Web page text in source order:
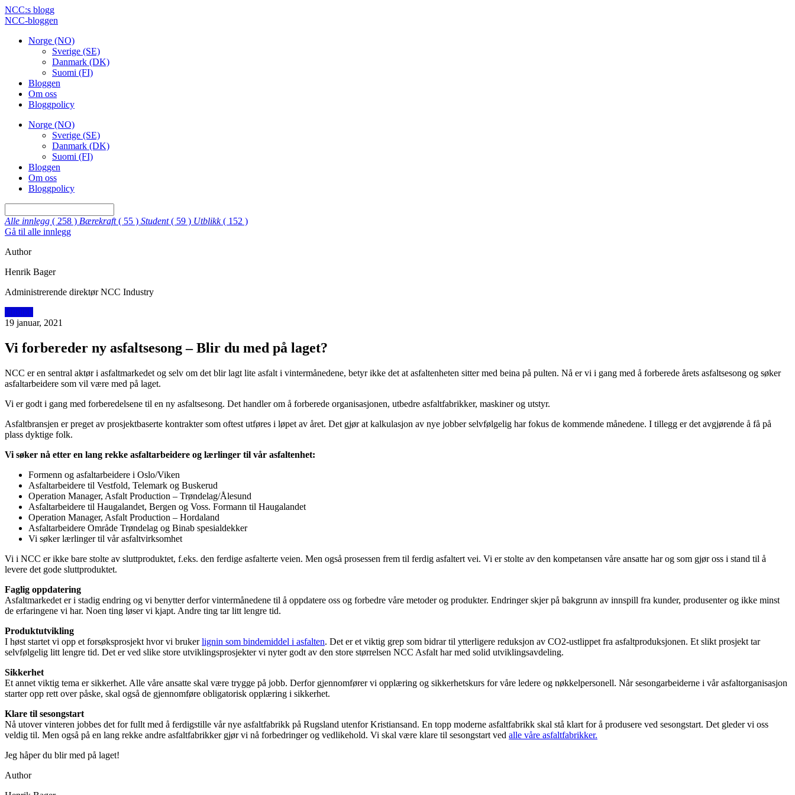
NCC:s blogg
NCC-bloggen
Norge (NO)
Sverige (SE)
Danmark (DK)
Suomi (FI)
Bloggen
Om oss
Bloggpolicy
Norge (NO)
Sverige (SE)
Danmark (DK)
Suomi (FI)
Bloggen
Om oss
Bloggpolicy
Alle innlegg ( 258 ) Bærekraft ( 55 ) Student ( 59 ) Utblikk ( 152 )
Gå til alle innlegg
Author
Henrik Bager
Administrerende direktør NCC Industry
Utblikk
19 januar, 2021
Vi forbereder ny asfaltsesong – Blir du med på laget?
NCC er en sentral aktør i asfaltmarkedet og selv om det blir lagt lite asfalt i vintermånedene, betyr ikke det at asfaltenheten sitter med beina på pulten. Nå er vi i gang med å forberede årets asfaltsesong og søker
asfaltarbeidere som vil være med på laget.
Vi er godt i gang med forberedelsene til en ny asfaltsesong. Det handler om å forberede organisasjonen, utbedre asfaltfabrikker, maskiner og utstyr.
Asfaltbransjen er preget av prosjektbaserte kontrakter som oftest utføres i løpet av året. Det gjør at kalkulasjon av nye jobber selvfølgelig har fokus de kommende månedene. I tillegg er det avgjørende å få på
plass dyktige folk.
Vi søker nå etter en lang rekke asfaltarbeidere og lærlinger til vår asfaltenhet:
Formenn og asfaltarbeidere i Oslo/Viken
Asfaltarbeidere til Vestfold, Telemark og Buskerud
Operation Manager, Asfalt Production – Trøndelag/Ålesund
Asfaltarbeidere til Haugalandet, Bergen og Voss. Formann til Haugalandet
Operation Manager, Asfalt Production – Hordaland
Asfaltarbeidere Område Trøndelag og Binab spesialdekker
Vi søker lærlinger til vår asfaltvirksomhet
Vi i NCC er ikke bare stolte av sluttproduktet, f.eks. den ferdige asfalterte veien. Men også prosessen frem til ferdig asfaltert vei. Vi er stolte av den kompetansen våre ansatte har og som gjør oss i stand til å
levere det gode sluttproduktet.
Faglig oppdatering
Asfaltmarkedet er i stadig endring og vi benytter derfor vintermånedene til å oppdatere oss og forbedre våre metoder og produkter. Endringer skjer på bakgrunn av innspill fra kunder, produsenter og ikke minst
de erfaringene vi har. Noen ting løser vi kjapt. Andre ting tar litt lengre tid.
Produktutvikling
I høst startet vi opp et forsøksprosjekt hvor vi brukerlignin som bindemiddel i asfalten. Det er et viktig grep som bidrar til ytterligere reduksjon av CO2-ustlippet fra asfaltproduksjonen. Et slikt prosjekt tar
selvfølgelig litt lengre tid. Det er ved slike store utviklingsprosjekter vi nyter godt av den store størrelsen NCC Asfalt har med solid utviklingsavdeling.
Sikkerhet
Et annet viktig tema er sikkerhet. Alle våre ansatte skal være trygge på jobb. Derfor gjennomfører vi opplæring og sikkerhetskurs for våre ledere og nøkkelpersonell. Når sesongarbeiderne i vår asfaltorganisasjon
starter opp rett over påske, skal også de gjennomføre obligatorisk opplæring i sikkerhet.
Klare til sesongstart
Nå utover vinteren jobbes det for fullt med å ferdigstille vår nye asfaltfabrikk på Rugsland utenfor Kristiansand. En topp moderne asfaltfabrikk skal stå klart for å produsere ved sesongstart. Det gleder vi oss
veldig til. Men også på en lang rekke andre asfaltfabrikker gjør vi nå forbedringer og vedlikehold. Vi skal være klare til sesongstart ved alle våre asfaltfabrikker.
Jeg håper du blir med på laget!
Author